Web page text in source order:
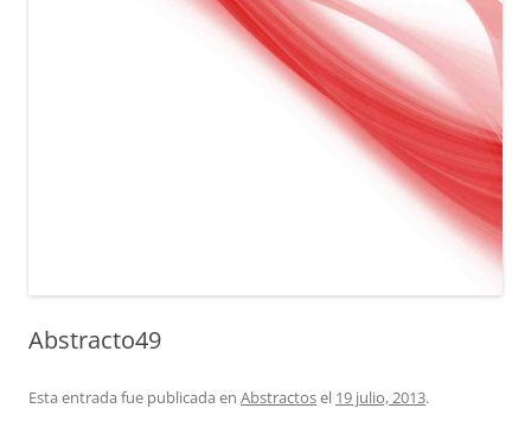
Abstracto49
Esta entrada fue publicada en Abstractosel 19 julio, 2013.